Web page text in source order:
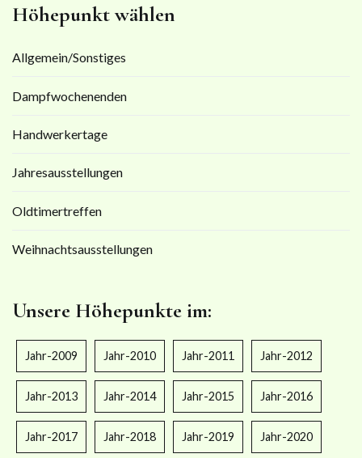
Höhepunkt wählen
Allgemein/Sonstiges
Dampfwochenenden
Handwerkertage
Jahresausstellungen
Oldtimertreffen
Weihnachtsausstellungen
Unsere Höhepunkte im:
Jahr-2009 Jahr-2010 Jahr-2011 Jahr-2012
Jahr-2013 Jahr-2014 Jahr-2015 Jahr-2016
Jahr-2017 Jahr-2018 Jahr-2019 Jahr-2020